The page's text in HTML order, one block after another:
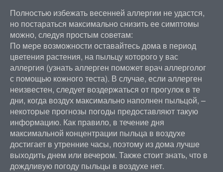
Полностью избежать весенней аллергии не удастся,
но постараться максимально снизить ее симптомы
можно, следуя простым советам:
По мере возможности оставайтесь дома в период
цветения растения, на пыльцу которого у вас
аллергия (узнать аллерген поможет врач аллерголог
с помощью кожного теста). В случае, если аллерген
неизвестен, следует воздержаться от прогулок в те
дни, когда воздух максимально наполнен пыльцой, –
некоторые прогнозы погоды предоставляют такую
информацию. Как правило, в течение дня
максимальной концентрации пыльца в воздухе
достигает в утренние часы, поэтому из дома лучше
выходить днем или вечером. Также стоит знать, что в
дождливую погоду пыльцы в воздухе нет.